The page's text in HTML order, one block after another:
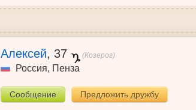
Алексей, 37 (Козерог)
Россия, Пенза
Сообщение Предложить дружбу